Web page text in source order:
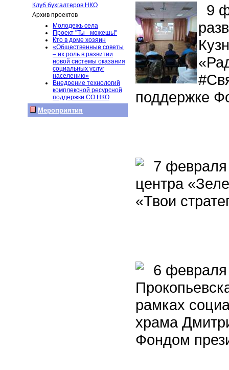
Клуб бухгалтеров НКО
Архив проектов
Молодежь села
Проект "Ты - можешь!"
Кто в доме хозяин
«Общественные советы
– их роль в развитии
новой системы оказания
социальных услуг
населению»
Внедрение технологий
комплексной ресурсной
поддержки СО НКО
Мероприятия
9
поддержке
7 февраля
центра
«Твои
6 февраля
рамках
храма
Фондом